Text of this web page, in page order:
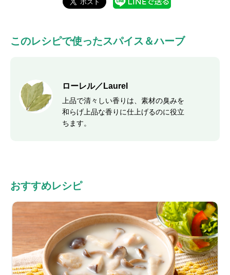
このレシピで使ったスパイス＆ハーブ
ローレル／Laurel
上品で清々しい香りは、素材の臭みを
和らげ上品な香りに仕上げるのに役立
ちます。
おすすめレシピ